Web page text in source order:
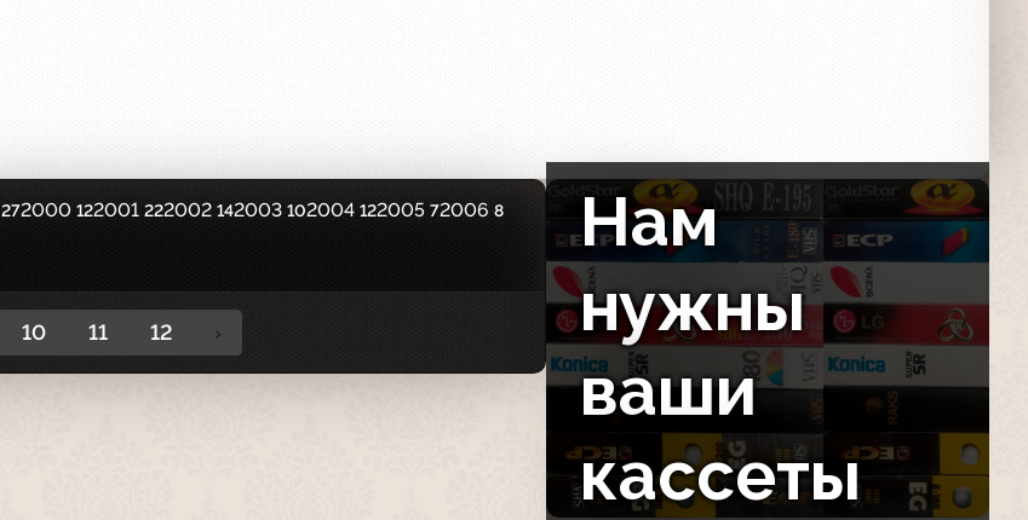
272000 122001 222002 142003 102004 122005 72006 8
10 11 12 ›
Нам
нужны
ваши
кассеты